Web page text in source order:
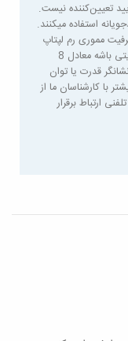
که می‌فرمایید تعیین‌کننده نیست.
استفاده میکنند.
مموری رم لپتاپ
به صورت اشتراکی استفاده میشه. اگر 16 گیگابایتی باشه معادل 8
قدرت یا توان
با کارشناسان ما از
ارتباط برقرار